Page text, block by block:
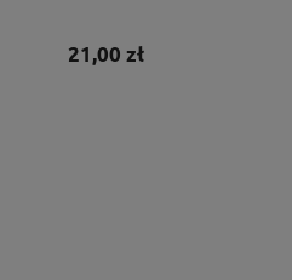
21,00 zł